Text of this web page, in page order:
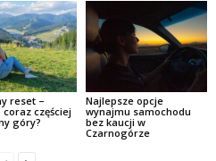
reset –
częściej
góry?
Najlepsze opcje
wynajmu samochodu
bez kaucji w
Czarnogórze